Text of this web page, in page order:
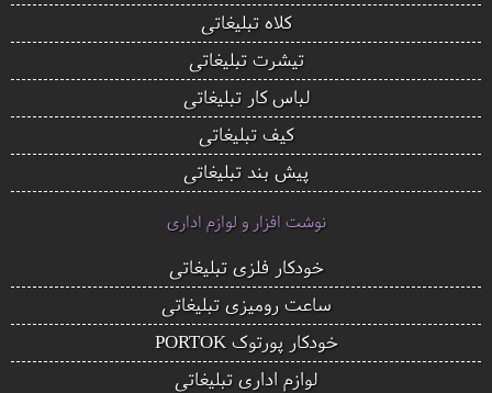
کلاه تبلیغاتی
تیشرت تبلیغاتی
لباس کار تبلیغاتی
کیف تبلیغاتی
پیش بند تبلیغاتی
نوشت افزار و لوازم اداری
خودکار فلزی تبلیغاتی
ساعت رومیزی تبلیغاتی
خودکار پورتوک PORTOK
لوازم اداری تبلیغاتی